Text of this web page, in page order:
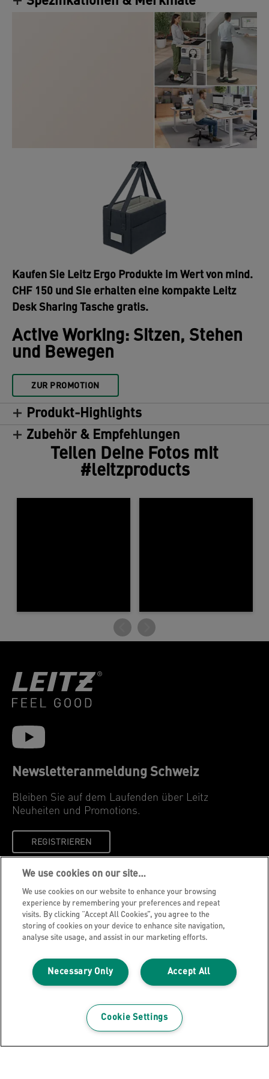
erfolgreich zu sein und sich wohlzufühlen.
Kombinieren Sie den höhenverstellbaren
Sitz-/Steh-Schreibtisch mit vielen anderen Leitz
Ergo Produkten, um einen flexiblen Arbeitsplatz zu
gestalten, der Ihnen den regelmäßigen Wechsel
zwischen Sitzen, Stehen und Bewegen ermöglicht.
Bleiben Sie aktiv - FEEL GOOD mit Leitz.
Kaufen Sie Leitz Ergo Produkte im Wert von mind.
CHF 150 und Sie erhalten eine kompakte Leitz
Desk Sharing Tasche gratis.
Active Working: Sitzen, Stehen
und Bewegen
ZUR PROMOTION
Produkt-Highlights
Zubehör & Empfehlungen
Teilen Deine Fotos mit
#leitzproducts
Newsletteranmeldung Schweiz
Bleiben Sie auf dem Laufenden über Leitz
Neuheiten und Promotions.
REGISTRIEREN
Datenschutzhinweise
Cookies
Legal Notice
Impressum
Meine Daten verwalten
Über Leitz
We use cookies on our site…
We use cookies on our website to enhance your browsing
experience by remembering your preferences and repeat
visits. By clicking “Accept All Cookies”, you agree to the
storing of cookies on your device to enhance site navigation,
analyse site usage, and assist in our marketing efforts.
Accept All
Necessary Only
Cookie Settings